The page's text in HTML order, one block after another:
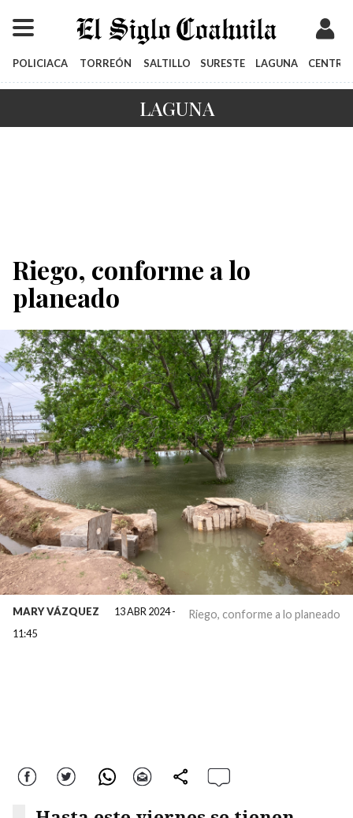
POLICIACA TORREÓN SALTILLO SURESTE LAGUNA CENTRO
LAGUNA
Riego, conforme a lo
planeado
Riego, conforme a lo planeado
MARY VÁZQUEZ
13 ABR 2024 -
11:45
Facebook Twitter WhatsApp Correo comparte